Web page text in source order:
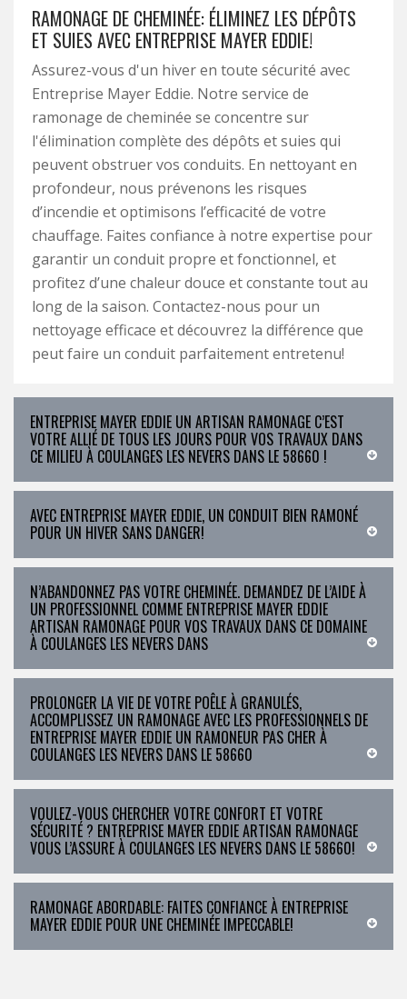
RAMONAGE DE CHEMINÉE: ÉLIMINEZ LES DÉPÔTS
ET SUIES AVEC ENTREPRISE MAYER EDDIE!
Assurez-vous d'un hiver en toute sécurité avec
Entreprise Mayer Eddie. Notre service de
ramonage de cheminée se concentre sur
l'élimination complète des dépôts et suies qui
peuvent obstruer vos conduits. En nettoyant en
profondeur, nous prévenons les risques
d’incendie et optimisons l’efficacité de votre
chauffage. Faites confiance à notre expertise pour
garantir un conduit propre et fonctionnel, et
profitez d’une chaleur douce et constante tout au
long de la saison. Contactez-nous pour un
nettoyage efficace et découvrez la différence que
peut faire un conduit parfaitement entretenu!
ENTREPRISE MAYER EDDIE UN ARTISAN RAMONAGE C’EST
VOTRE ALLIÉ DE TOUS LES JOURS POUR VOS TRAVAUX DANS
CE MILIEU À COULANGES LES NEVERS DANS LE 58660 !
AVEC ENTREPRISE MAYER EDDIE, UN CONDUIT BIEN RAMONÉ
POUR UN HIVER SANS DANGER!
N’ABANDONNEZ PAS VOTRE CHEMINÉE. DEMANDEZ DE L’AIDE À
UN PROFESSIONNEL COMME ENTREPRISE MAYER EDDIE
ARTISAN RAMONAGE POUR VOS TRAVAUX DANS CE DOMAINE
À COULANGES LES NEVERS DANS
PROLONGER LA VIE DE VOTRE POÊLE À GRANULÉS,
ACCOMPLISSEZ UN RAMONAGE AVEC LES PROFESSIONNELS DE
ENTREPRISE MAYER EDDIE UN RAMONEUR PAS CHER À
COULANGES LES NEVERS DANS LE 58660
VOULEZ-VOUS CHERCHER VOTRE CONFORT ET VOTRE
SÉCURITÉ ? ENTREPRISE MAYER EDDIE ARTISAN RAMONAGE
VOUS L’ASSURE À COULANGES LES NEVERS DANS LE 58660!
RAMONAGE ABORDABLE: FAITES CONFIANCE À ENTREPRISE
MAYER EDDIE POUR UNE CHEMINÉE IMPECCABLE!